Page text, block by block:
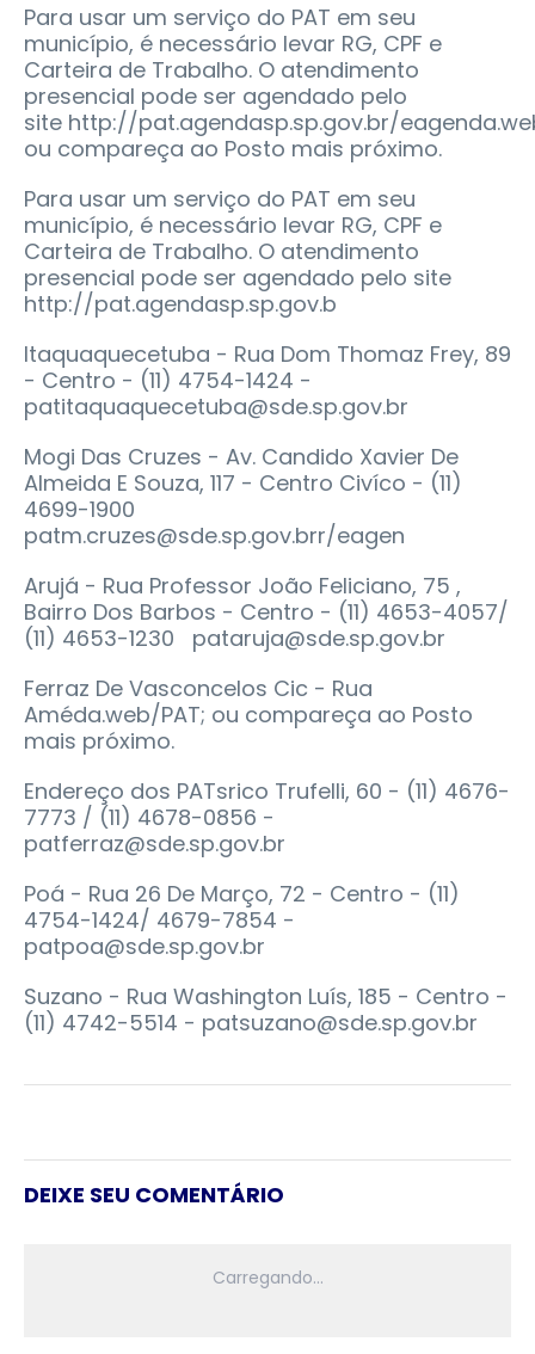
Para usar um serviço do PAT em seu
município, é necessário levar RG, CPF e
Carteira de Trabalho. O atendimento
presencial pode ser agendado pelo
site http://pat.agendasp.sp.gov.br/
ou compareça ao Posto mais próximo.
Para usar um serviço do PAT em seu
município, é necessário levar RG, CPF e
Carteira de Trabalho. O atendimento
presencial pode ser agendado pelo site
http://pat.agendasp.sp.gov.b
Itaquaquecetuba - Rua Dom Thomaz Frey, 89
- Centro - (11) 4754-1424 -
patitaquaquecetuba@sde.sp.gov.br
Mogi Das Cruzes - Av. Candido Xavier De
Almeida E Souza, 117 - Centro Civíco - (11)
4699-1900
patm.cruzes@sde.sp.gov.brr/eagen
Arujá - Rua Professor João Feliciano, 75 ,
Bairro Dos Barbos - Centro - (11) 4653-4057/
(11) 4653-1230 pataruja@sde.sp.gov.br
Ferraz De Vasconcelos Cic - Rua
Améda.web/PAT; ou compareça ao Posto
mais próximo.
Endereço dos PATsrico Trufelli, 60 - (11) 4676-
7773 / (11) 4678-0856 -
patferraz@sde.sp.gov.br
Poá - Rua 26 De Março, 72 - Centro - (11)
4754-1424/ 4679-7854 -
patpoa@sde.sp.gov.br
Suzano - Rua Washington Luís, 185 - Centro -
(11) 4742-5514 - patsuzano@sde.sp.gov.br
DEIXE SEU COMENTÁRIO